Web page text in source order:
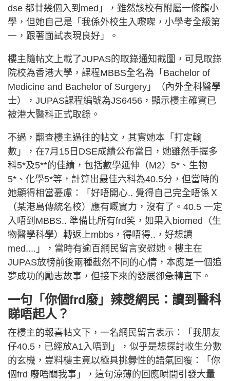
dse 都廿幾個入到med」，雖然該校有附屬一條龍小
學，但她自己是「我係外校生入嚟㗎，小學考全級第
一，跟著面試表現良好」。
樓主隨帖文上載了JUPAS的取錄通知截圖，可見取錄
院校為香港大學，課程MBBS全名為「Bachelor of
Medicine and Bachelor of Surgery」（內外全科醫學
士），JUPAS課程編號為JS6456，顯示樓主確實已
被港大醫科正式取錄。
不過，翻查樓主過往的帖文，其實她本「打定輸
數」，在7月15日DSE成績公布當日，她雖然手握多
科5*及5**的佳績，包括數學延伸（M2）5*、生物
5*、化學5*等，計算出最佳六科為40.5分，但當時的
她顯得相當憂慮：「好唔開心.. 覺得自己完全唔係Ｘ
（某港島傳統名校）應有嘅實力，沒有了。40.5 一定
入唔到MBBS.. 準備比所有frd笑，如果入biomed（生
物醫學科學）轉返上mbbs，得唔得..，好想讀
med....」，當時有逾百網民留言安慰她。樓主在
JUPAS放榜前後兩種截然不同的心情，本應是一個追
夢成功的勵志故事，但接下來的發展卻急轉直下。
一句「你個frd廢」辣㷫網民：讀到醫科
睇唔起人？
在樓主的報喜帖文下，一名網民留言表示：「我朋友
仔40.5，已經放A1入唔到」，似乎是想探討收生分數
的玄機，豈料樓主竟以極具挑釁性的語氣回覆：「你
個frd 廢唔關我事」，這句涼薄的回應瞬間引發大量